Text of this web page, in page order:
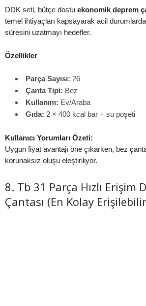
DDK seti, bütçe dostu ekonomik deprem
temel ihtiyaçları kapsayarak acil
süresini uzatmayı hedefler.
Özellikler
Parça Sayısı: 26
Çanta Tipi: Bez
Kullanım: Ev/Araba
Gıda: 2 × 400 kcal bar + su poşeti
Kullanıcı Yorumları Özeti:
Uygun fiyat avantajı öne çıkarken, bez
korunaksız oluşu eleştiriliyor.
8. Tb 31 Parça Hızlı Erişim
Çantası (En Kolay